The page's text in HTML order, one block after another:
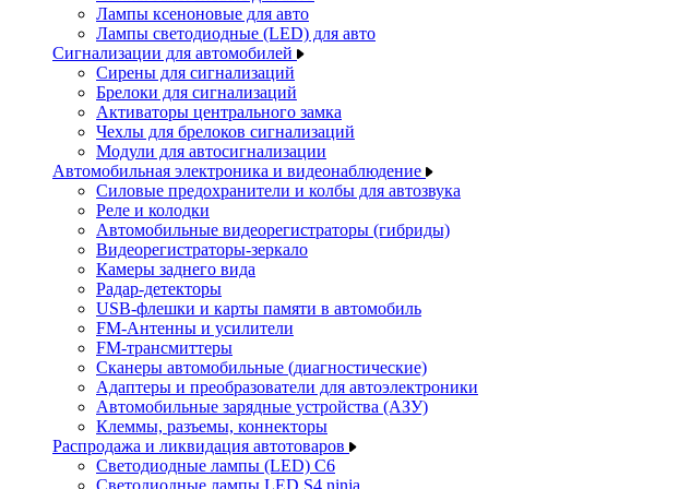
Лампы ксеноновые для авто
Лампы светодиодные (LED) для авто
Сигнализации для автомобилей
Сирены для сигнализаций
Брелоки для сигнализаций
Активаторы центрального замка
Чехлы для брелоков сигнализаций
Модули для автосигнализации
Автомобильная электроника и видеонаблюдение
Силовые предохранители и колбы для автозвука
Реле и колодки
Автомобильные видеорегистраторы (гибриды)
Видеорегистраторы-зеркало
Камеры заднего вида
Радар-детекторы
USB-флешки и карты памяти в автомобиль
FM-Антенны и усилители
FM-трансмиттеры
Сканеры автомобильные (диагностические)
Адаптеры и преобразователи для автоэлектроники
Автомобильные зарядные устройства (АЗУ)
Клеммы, разъемы, коннекторы
Распродажа и ликвидация автотоваров
Светодиодные лампы (LED) C6
Светодиодные лампы LED S4 ninja